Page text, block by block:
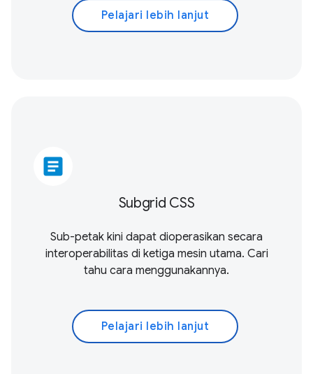
Pelajari lebih lanjut
article
Subgrid CSS
Sub-petak kini dapat dioperasikan secara
interoperabilitas di ketiga mesin utama. Cari
tahu cara menggunakannya.
Pelajari lebih lanjut